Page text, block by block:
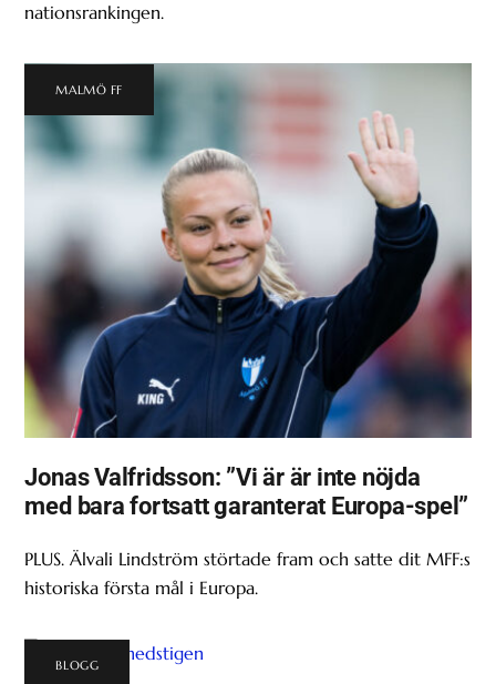
nationsrankingen.
MALMÖ FF
Jonas Valfridsson: ”Vi är är inte nöjda
med bara fortsatt garanterat Europa-spel”
PLUS. Älvali Lindström störtade fram och satte dit MFF:s
historiska första mål i Europa.
BLOGG